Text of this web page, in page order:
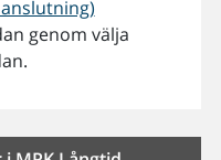
genom välja